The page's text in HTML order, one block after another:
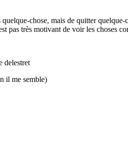
chose, mais de quitter quelque-
pas très motivant de voir les choses
delestret
il me semble)